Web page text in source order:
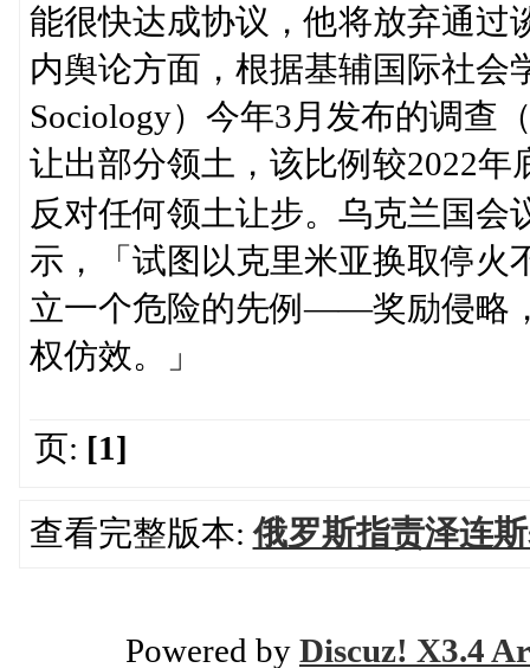
能很快达成协议，他将放弃通过
内舆论方面，根据基辅国际社会
Sociology）今年3月发布的调查
让出部分领土，该比例较2022年
反对任何领土让步。乌克兰国会
示，「试图以克里米亚换取停火
立一个危险的先例——奖励侵略
权仿效。」
页: [1]
查看完整版本:俄罗斯指责泽连
Powered by Discuz! X3.4